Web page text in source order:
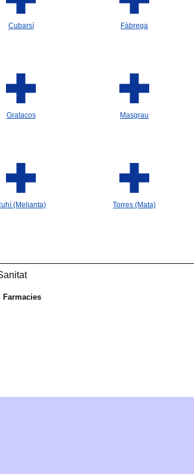
Cubarsí Fàbrega
Gratacos Masgrau
(Melianta) Torres (Mata)
Farmacies